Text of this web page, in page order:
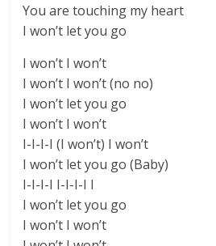
You are touching my heart
I won’t let you go
I won’t I won’t
I won’t I won’t (no no)
I won’t let you go
I won’t I won’t
I-I-I-I (I won’t) I won’t
I won’t let you go (Baby)
I-I-I-I I-I-I-I I
I won’t let you go
I won’t I won’t